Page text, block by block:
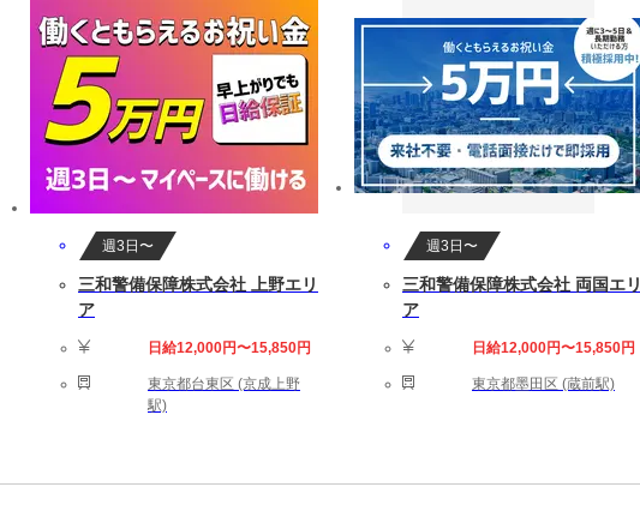
週3日〜
三和警備保障株式会社 上野エリ
ア
日給12,000円〜15,850円
東京都台東区 (京成上野
駅)
週3日〜
三和警備保障株式会社 両国エリ
ア
日給12,000円〜15,850円
東京都墨田区 (蔵前駅)